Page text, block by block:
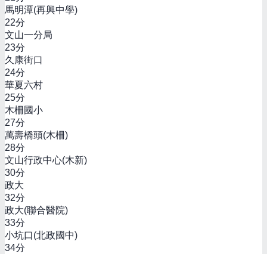
馬明潭(再興中學)
22分
文山一分局
23分
久康街口
24分
華夏六村
25分
木柵國小
27分
萬壽橋頭(木柵)
28分
文山行政中心(木新)
30分
政大
32分
政大(聯合醫院)
33分
小坑口(北政國中)
34分